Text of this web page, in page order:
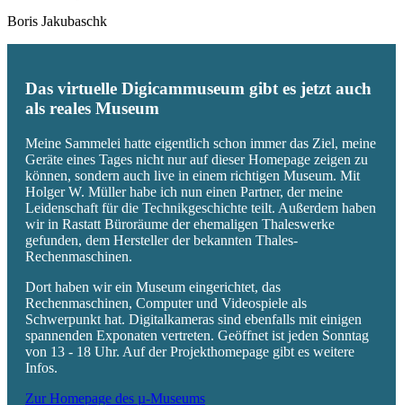
Boris Jakubaschk
Das virtuelle Digicammuseum gibt es jetzt auch
als reales Museum
Meine Sammelei hatte eigentlich schon immer das Ziel, meine
Geräte eines Tages nicht nur auf dieser Homepage zeigen zu
können, sondern auch live in einem richtigen Museum. Mit
Holger W. Müller habe ich nun einen Partner, der meine
Leidenschaft für die Technikgeschichte teilt. Außerdem haben
wir in Rastatt Büroräume der ehemaligen Thaleswerke
gefunden, dem Hersteller der bekannten Thales-
Rechenmaschinen.
Dort haben wir ein Museum eingerichtet, das
Rechenmaschinen, Computer und Videospiele als
Schwerpunkt hat. Digitalkameras sind ebenfalls mit einigen
spannenden Exponaten vertreten. Geöffnet ist jeden Sonntag
von 13 - 18 Uhr. Auf der Projekthomepage gibt es weitere
Infos.
Zur Homepage des µ-Museums